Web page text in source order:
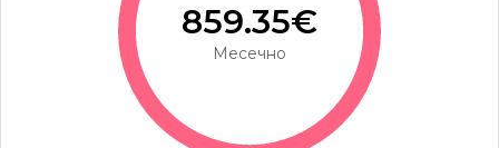
859.35€
Месечно